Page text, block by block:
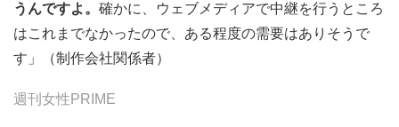
うんですよ。 確かに、ウェブメディアで中継を行うところ
はこれまでなかったので、ある程度の需要はありそうで
す」（制作会社関係者）
週刊女性PRIME